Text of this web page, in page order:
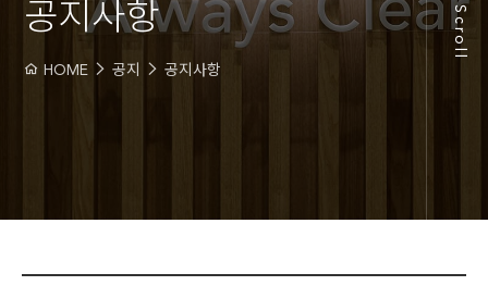
공지사항
HOME 공지 공지사항
Scroll